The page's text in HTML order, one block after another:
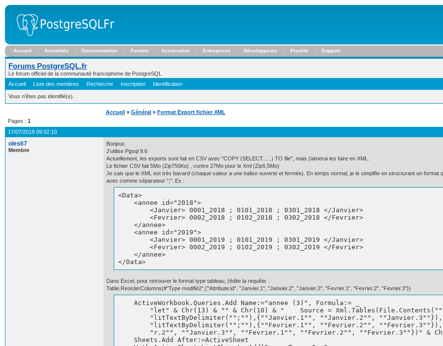
Accueil Actualités Documentation Forums Association Entreprises Développeurs Planète Support
Forums PostgreSQL.fr
Le forum officiel de la communauté francophone de PostgreSQL
Accueil
Liste des membres Recherche Inscription Identification
Vous n'êtes pas identifié(e).
Accueil » Général » Format Export fichier XML
Pages : 1
17/07/2019 09:02:10
oles67
Membre
Bonjour,
J'utilise Pgsql 9.6
Actuellement, les exports sont fait en CSV avec "COPY (SELECT......) TO file", mais j'aimerai les faire en XML.
Le fichier CSV fait 5Mo (Zip750Ko) , contre 27Mo pour le Xml (Zip5,5Mo)
Je sais que le XML est très bavard (chaque valeur a une balise ouverte et fermée). En temps normal, je le simplifie en structurant un
avec comme séparateur ";". Ex :
<Data>
    <annee id="2018">
        <Janvier> 0001_2018 ; 0101_2018 ; 0301_2018 </Janvier>
        <Fevrier> 0002_2018 ; 0102_2018 ; 0302_2018 </Fevrier>
    </annee>
    <annee id="2019">
        <Janvier> 0001_2019 ; 0101_2019 ; 0301_2019 </Janvier>
        <Fevrier> 0002_2019 ; 0102_2019 ; 0302_2019 </Fevrier>
    </annee>
</Data>
Dans Excel, pour retrouver le format type tableau, j'édite la requête :
Table.ReorderColumns(#"Type modifié2",{"Attribute:id", "Janvier.1", "Janvier.2", "Janvier.3", "Fevrier.1", "Fevrier.2", "Fevrier.3"})
    ActiveWorkbook.Queries.Add Name:="annee (3)", Formula:= _
"let" & Chr(13) & "" & Chr(10) & "    Source =
"litTextByDelimiter("";""),{""Janvier.1"", ""Janvier.2"",
"litTextByDelimiter("";""),{""Fevrier.1"", ""Fevrier.2"",
"r.2"", ""Janvier.3"", ""Fevrier.1"", ""Fevrier.2"", ""Fevrier.3""})" &
    Sheets.Add After:=ActiveSheet